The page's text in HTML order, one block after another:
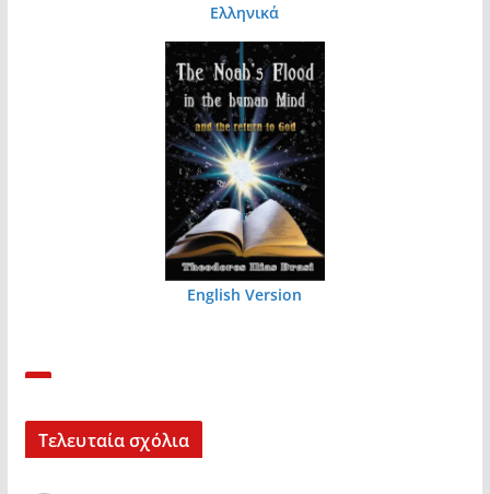
Ελληνικά
English Version
Τελευταία σχόλια